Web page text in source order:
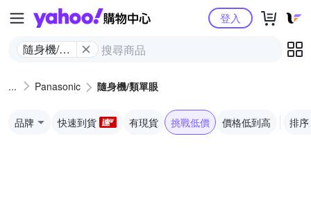
Yahoo購物中心
隨身機/類
登入
Panasonic 隨身機/類單眼
品牌 快速到貨 有現貨 挑戰低價 價格低到高 排序